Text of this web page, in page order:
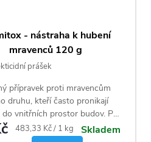
- nástraha k hubení
mravenců 120 g
prášek
přípravek proti mravencům
druhu, kteří často pronikají
vnitřních prostor budov. Po
návnady hmyz hyne.
Měrná
483,33 Kč / 1 kg
Skladem